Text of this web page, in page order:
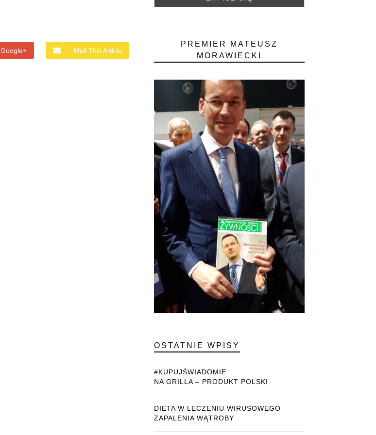
Google+ Mail This Article
PREMIER MATEUSZ
MORAWIECKI
OSTATNIE WPISY
#KUPUJŚWIADOMIE
NA GRILLA – PRODUKT POLSKI
DIETA W LECZENIU WIRUSOWEGO
ZAPALENIA WĄTROBY